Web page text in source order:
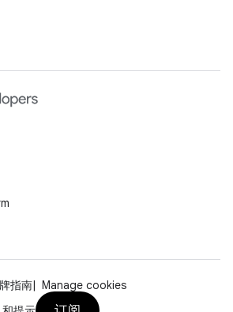
指南
Manage cookies